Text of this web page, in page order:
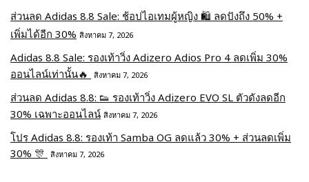
ส่วนลด Adidas 8.8 Sale: ช้อปไอเทมผู้หญิง 🛍️ ลดปังถึง 50% +
เพิ่มได้อีก 30% สิงหาคม 7, 2026
Adidas 8.8 Sale: รองเท้าวิ่ง Adizero Adios Pro 4 ลดเพิ่ม 30%
ออนไลน์เท่านั้น🔥
สิงหาคม 7, 2026
ส่วนลด Adidas 8.8: 👟 รองเท้าวิ่ง Adizero EVO SL ตัวดังลดอีก
30% เฉพาะออนไลน์ สิงหาคม 7, 2026
โปร Adidas 8.8: รองเท้า Samba OG ลดแล้ว 30% + ส่วนลดเพิ่ม
30% 🎊 สิงหาคม 7, 2026